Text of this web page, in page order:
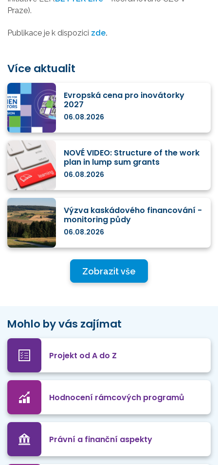
Praze).
Publikace je k dispozici zde.
Více aktualit
Evropská cena pro inovátorky
2027
06.08.2026
NOVÉ VIDEO: Structure of the work
plan in lump sum grants
06.08.2026
Výzva kaskádového financování -
monitoring půdy
06.08.2026
Zobrazit vše
Mohlo by vás zajímat
Projekt od A do Z
Hodnocení rámcových programů
Právní a finanční aspekty